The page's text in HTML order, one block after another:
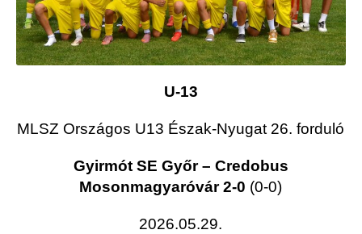
U-13
MLSZ Országos U13 Észak-Nyugat 26. forduló
Gyirmót SE Győr – Credobus
Mosonmagyaróvár 2-0 (0-0)
2026.05.29.